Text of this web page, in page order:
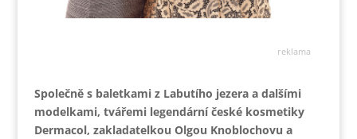
reklama
Společně s baletkami z Labutího jezera a dalšími
modelkami, tvářemi legendární české kosmetiky
Dermacol, zakladatelkou Olgou Knoblochovu a